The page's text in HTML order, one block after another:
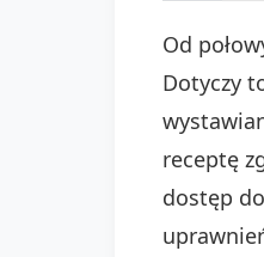
Od
Dotyczy
receptę
dostęp do